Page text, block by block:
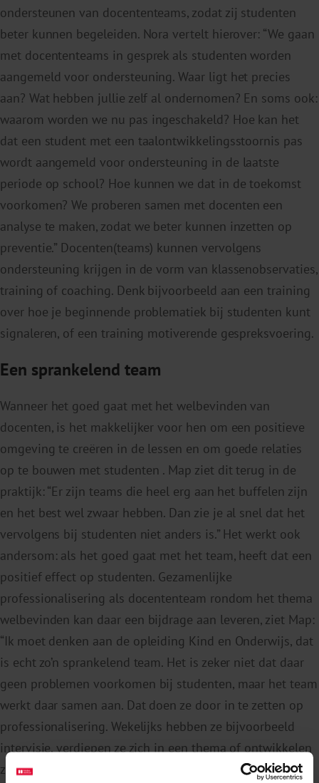
ondersteunen van docententeams, zodat zij studenten
beter kunnen begeleiden. Nora vertelt hierover: “We gaan
met docententeams in gesprek als studenten worden
aangemeld voor ondersteuning. Waar ligt het precies
aan? Wat hebben jullie zelf al ondernomen? En soms ook:
waarom worden we nu pas ingeschakeld? Hoe kan het
dat een student met een taalontwikkelingsstoornis pas
wordt aangemeld voor ondersteuning in de laatste
periode op school? Hoe kunnen we dat in de toekomst
voorkomen? We proberen samen met docenten een
analyse te maken, zodat we beter kunnen inzetten op
preventie.” Docenten(teams) kunnen vervolgens
ondersteuning krijgen in de vorm van klassenobservaties,
training of coaching. Denk bijvoorbeeld aan een training
over hoe je beginnende problematiek bij studenten kunt
signaleren, of een training motiverende gespreksvoering.
Een sprankelend team
Wanneer het goed gaat met het welbevinden van
docenten, is het makkelijker voor hen om een positieve
omgeving te creëren in de lessen en om goede relaties
op te bouwen met studenten . Map ziet dit terug in de
praktijk: “Er zijn teams die heel erg aan het buffelen zijn
en het best wel zwaar hebben. Dan zie je al snel dat het
vervolgens bij studenten niet anders is.” Het werkt ook
andersom: als het goed gaat met het team, heeft dat een
positief effect op studenten. Gezamenlijke
professionalisering als docententeam rondom het thema
welbevinden kan daar een bijdrage aan leveren, ziet Map:
“Ik moet denken aan de opleiding Kind en Onderwijs, dat
is echt zo’n sprankelend team. Het is zeker niet dat daar
geen problemen voorkomen bij studenten, maar het team
werkt daar samen aan. Dat doen ze door in te zetten op
professionalisering. Wekelijks hebben ze bijvoorbeeld
intervisie, verdiepen ze zich in een thema of ontwikkelen
ze nieuwe tools. Dat maakt dat iedereen enthousiast en